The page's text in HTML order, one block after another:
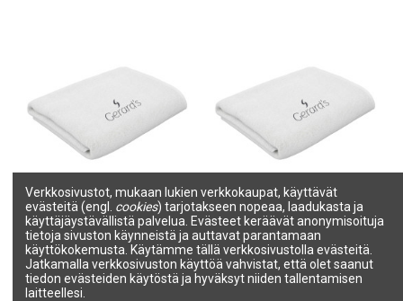
Tuotetta ei ole varastossa
GERARD'S Puuvillapyyhe,
harmaa 30*40cm
GERARD'S
26661/G
14,41 €
Tuotetta ei ole varastossa
GERARD'S Puuvillapyyhe,
harmaa 50*90cm
GERARD'S
26662/G
Verkkosivustot, mukaan lukien verkkokaupat, käyttävät
evästeitä (engl. cookies) tarjotakseen nopeaa, laadukasta ja
käyttäjäystävällistä palvelua. Evästeet keräävät anonymisoituja
tietoja sivuston käynneistä ja auttavat parantamaan
käyttökokemusta. Käytämme tällä verkkosivustolla evästeitä.
Jatkamalla verkkosivuston käyttöä vahvistat, että olet saanut
tiedon evästeiden käytöstä ja hyväksyt niiden tallentamisen
laitteellesi.